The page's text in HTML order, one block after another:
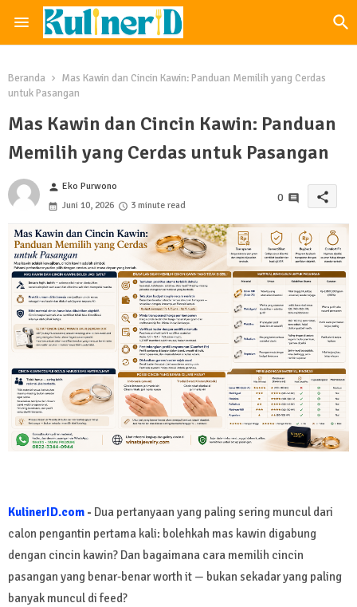
Beranda
Mas Kawin dan Cincin Kawin: Panduan Memilih yang Cerdas
untuk Pasangan
Mas Kawin dan Cincin Kawin: Panduan
Memilih yang Cerdas untuk Pasangan
person Eko Purwono
Juni 10, 2026
3 minute read
0 share
KulinerID.com - Dua pertanyaan yang paling sering muncul dari
calon pengantin pertama kali: bolehkah mas kawin digabung
dengan cincin kawin? Dan bagaimana cara memilih cincin
pasangan yang benar-benar worth it — bukan sekadar yang paling
banyak muncul di feed?